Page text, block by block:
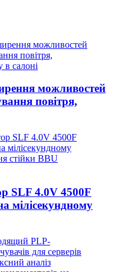
можливостей
повітря,
SLF 4.0V 4500F
мілісекундному